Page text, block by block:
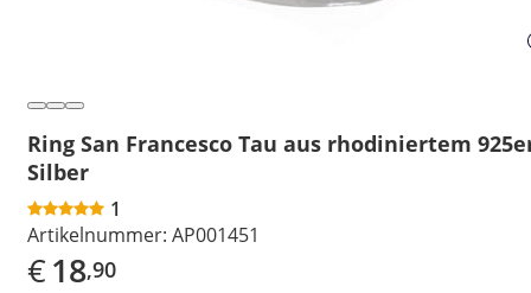
Ring San Francesco Tau aus rhodiniertem
Silber
1
Artikelnummer: AP001451
€18,90